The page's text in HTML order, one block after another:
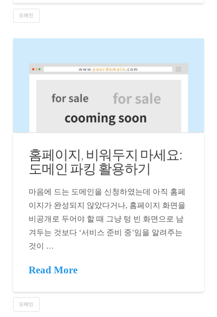
도메인
홈페이지, 비워두지 마세요:
도메인 파킹 활용하기
마음에 드는 도메인을 신청하였는데 아직 홈페
이지가 완성되지 않았다거나, 홈페이지 화면을
비공개로 두어야 할 때 그냥 텅 빈 화면으로 남
겨두는 것보다 ‘서비스 준비 중’임을 알려주는
것이 …
Read More
도메인